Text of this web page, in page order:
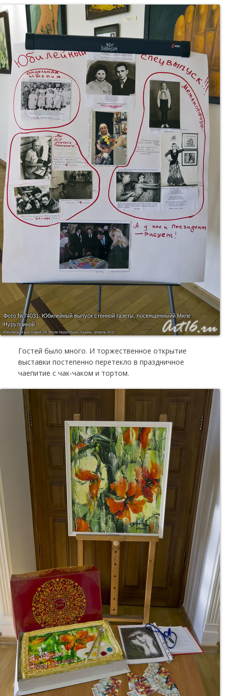
Фото №74031.Юбилейный выпуск стенной газеты, посвященныйй Миле
Нуруллиной
Юбилейная выставка «Я, Миля Нуруллина» Казань, аперль 2011
Гостей было много. И торжественное открытие
выставки постепенно перетекло в праздничное
чаепитие с чак-чаком и тортом.